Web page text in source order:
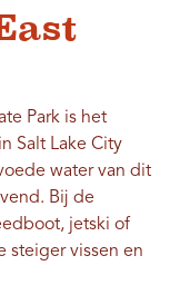
Park is het
Salt Lake City
water van dit
Bij de
jetski of
steiger vissen en